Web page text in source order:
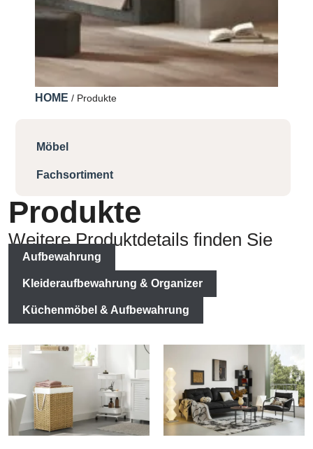
HOME / Produkte
Möbel
Fachsortiment
Produkte
Weitere Produktdetails finden Sie
hier:
Aufbewahrung
Kleideraufbewahrung & Organizer
Küchenmöbel & Aufbewahrung